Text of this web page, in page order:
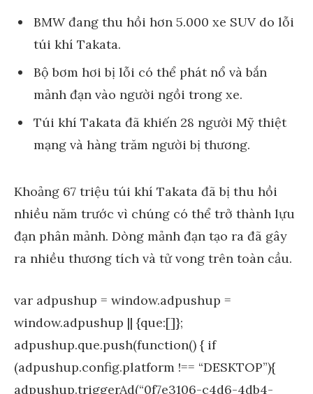
BMW đang thu hồi hơn 5.000 xe SUV do lỗi
túi khí Takata.
Bộ bơm hơi bị lỗi có thể phát nổ và bắn
mảnh đạn vào người ngồi trong xe.
Túi khí Takata đã khiến 28 người Mỹ thiệt
mạng và hàng trăm người bị thương.
Khoảng 67 triệu túi khí Takata đã bị thu hồi
nhiều năm trước vì chúng có thể trở thành lựu
đạn phân mảnh. Dòng mảnh đạn tạo ra đã gây
ra nhiều thương tích và tử vong trên toàn cầu.
var adpushup = window.adpushup =
window.adpushup || {que:[]};
adpushup.que.push(function() { if
(adpushup.config.platform !== “DESKTOP”){
adpushup.triggerAd(“0f7e3106-c4d6-4db4-